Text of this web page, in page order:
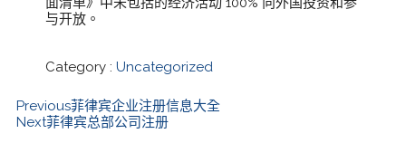
与开放。
Category : Uncategorized
Previous菲律宾企业注册信息大全
Next菲律宾总部公司注册